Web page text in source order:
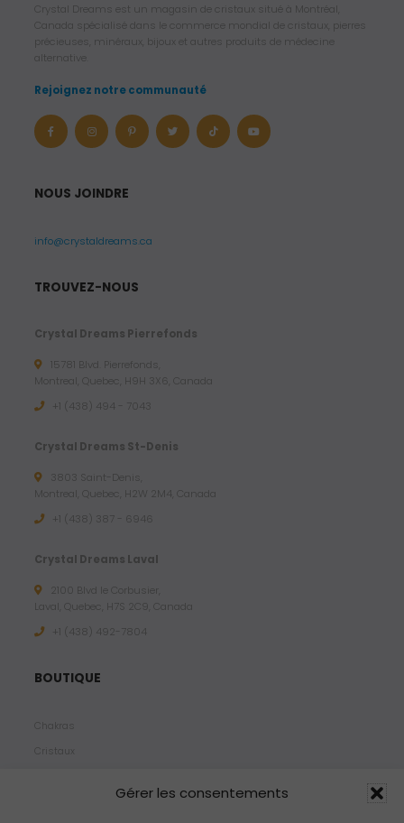
Gérer les consentements
Crystal Dreams est un magasin de cristaux situé à Montréal,
Canada spécialisé dans le commerce mondial de cristaux, pierres
précieuses, minéraux, bijoux et autres produits de médecine
alternative.
Rejoignez notre communauté
NOUS JOINDRE
info@crystaldreams.ca
TROUVEZ-NOUS
Crystal Dreams Pierrefonds
15781 Blvd. Pierrefonds,
Montreal, Quebec, H9H 3X6, Canada
+1 (438) 494 - 7043
Crystal Dreams St-Denis
3803 Saint-Denis,
Montreal, Quebec, H2W 2M4, Canada
+1 (438) 387 - 6946
Crystal Dreams Laval
2100 Blvd le Corbusier,
Laval, Quebec, H7S 2C9, Canada
+1 ‪(438) 492-7804‬
BOUTIQUE
Chakras
Cristaux